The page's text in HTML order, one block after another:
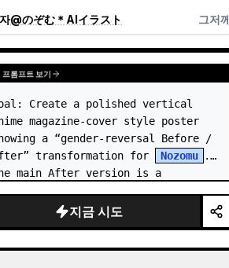
@のぞむ＊AIイラスト 그저께
프롬프트 보기
Create a polished vertical
magazine-cover style poster
a “gender-reversal Before /
transformation for
Nozomu
.
main After version is a
who preserves…
지금 시도